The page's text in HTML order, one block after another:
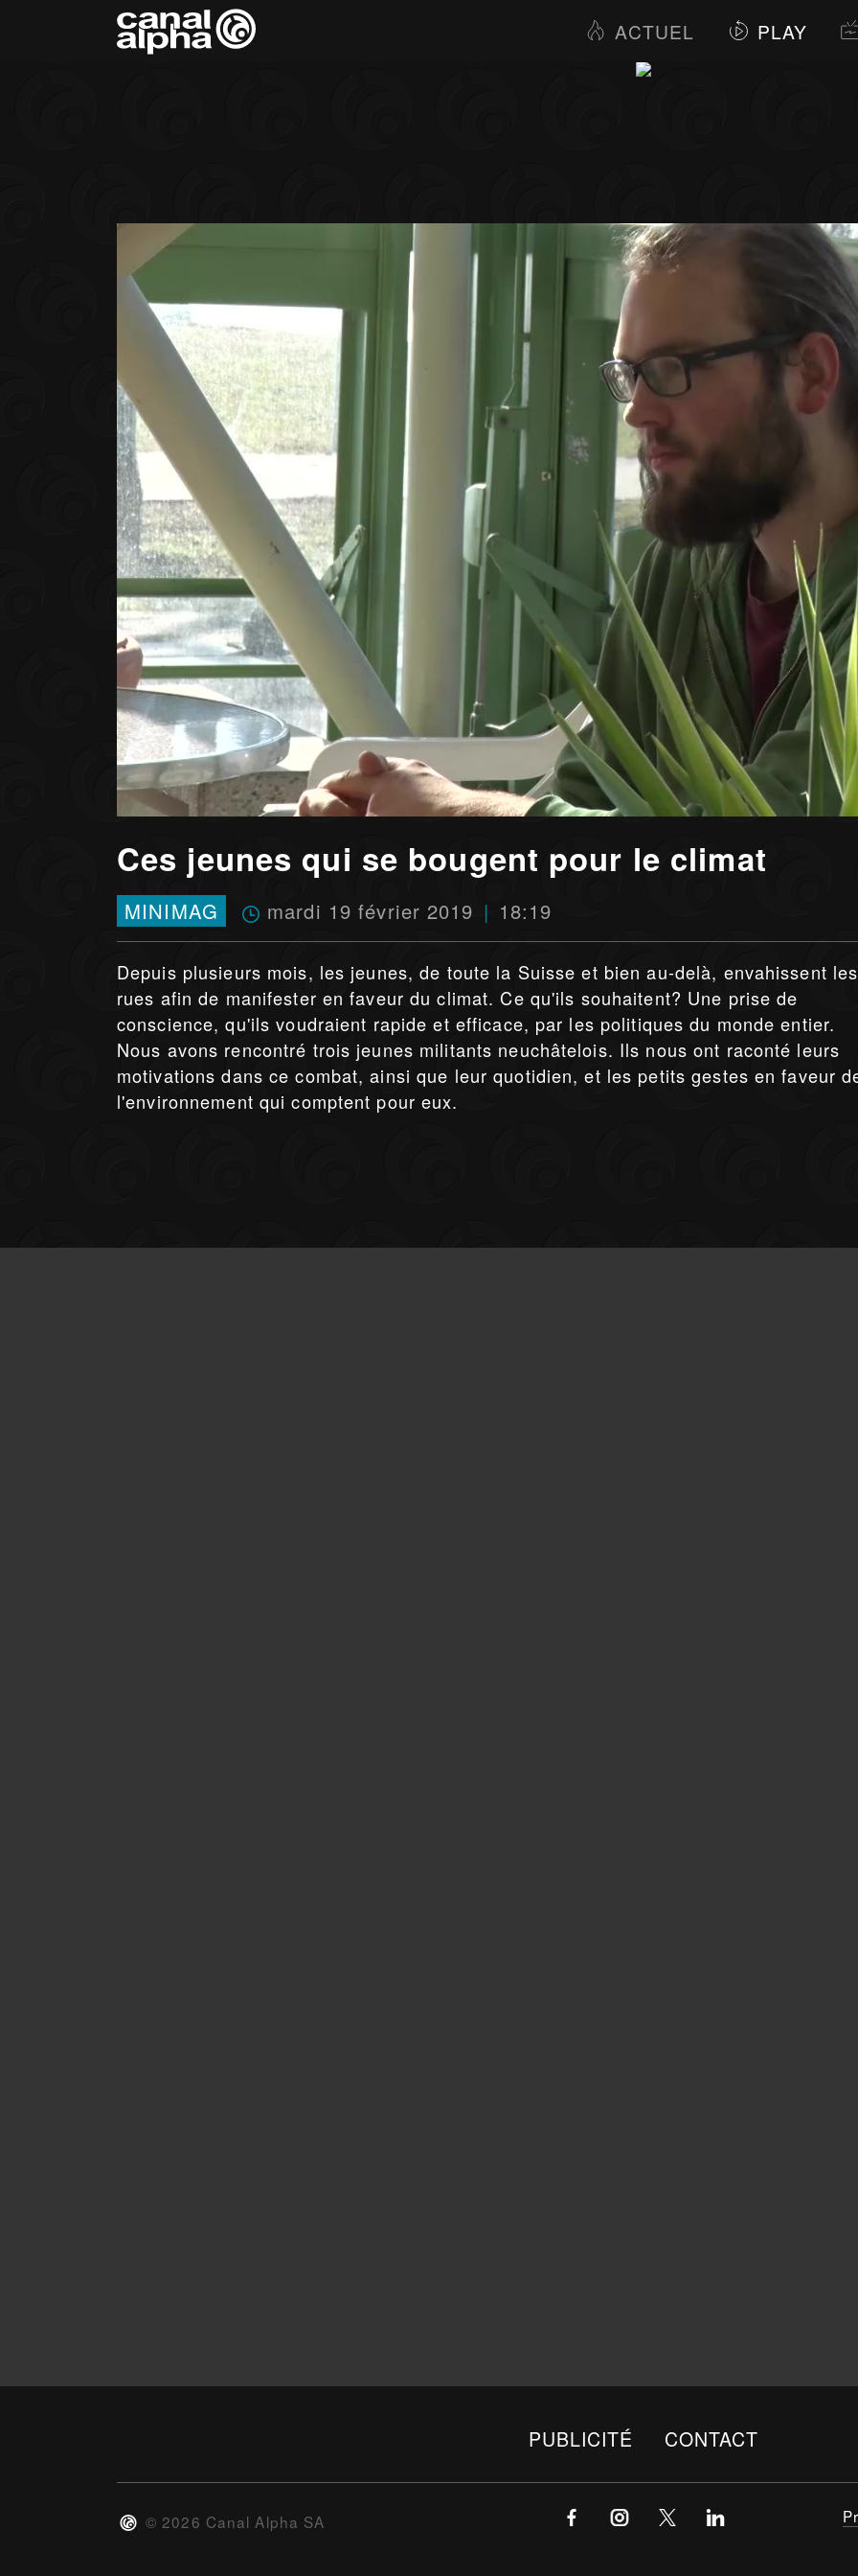
ACTUEL PLAY
Ces jeunes qui se bougent pour le climat
MINIMAG mardi 19 février 2019 18:19
Depuis plusieurs mois, les jeunes, de toute la Suisse et bien au-delà, envahissent les
rues afin de manifester en faveur du climat. Ce qu'ils souhaitent? Une prise de
conscience, qu'ils voudraient rapide et efficace, par les politiques du monde entier.
Nous avons rencontré trois jeunes militants neuchâtelois. Ils nous ont raconté leurs
motivations dans ce combat, ainsi que leur quotidien, et les petits gestes en faveur
l'environnement qui comptent pour eux.
PUBLICITÉ CONTACT
© 2026 Canal Alpha SA